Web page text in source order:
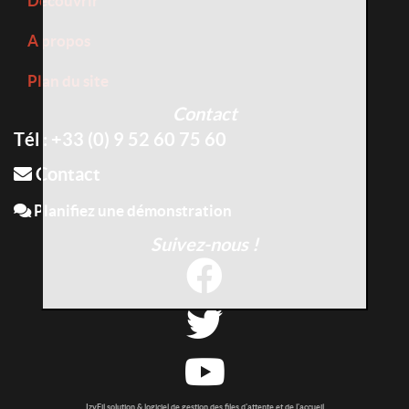
A propos
Plan du site
Contact
Tél : +33 (0) 9 52 60 75 60
Contact
Planifiez une démonstration
Suivez-nous !
IzyFil solution & logiciel de gestion des files d'attente et de l'accueil